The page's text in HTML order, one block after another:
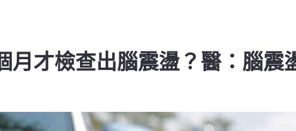
月才檢查出腦震盪？醫：腦震